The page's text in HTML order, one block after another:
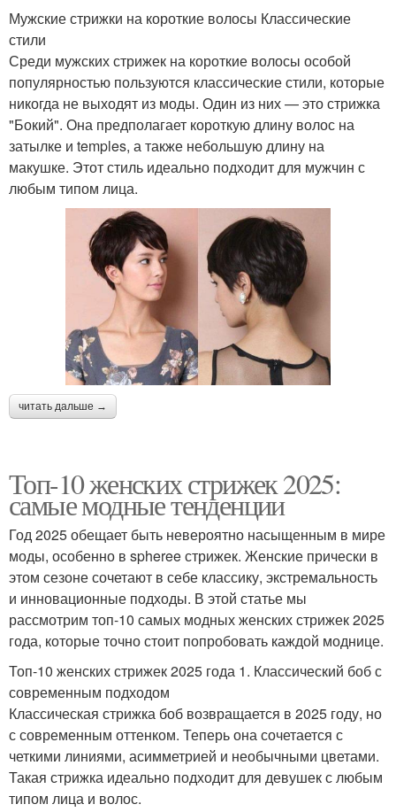
Мужские стрижки на короткие волосы Классические
стили
Среди мужских стрижек на короткие волосы особой
популярностью пользуются классические стили, которые
никогда не выходят из моды. Один из них — это стрижка
"Бокий". Она предполагает короткую длину волос на
затылке и temples, а также небольшую длину на
макушке. Этот стиль идеально подходит для мужчин с
любым типом лица.
читать дальше →
Топ-10 женских стрижек 2025:
самые модные тенденции
Год 2025 обещает быть невероятно насыщенным в мире
моды, особенно в spheree стрижек. Женские прически в
этом сезоне сочетают в себе классику, экстремальность
и инновационные подходы. В этой статье мы
рассмотрим топ-10 самых модных женских стрижек 2025
года, которые точно стоит попробовать каждой моднице.
Топ-10 женских стрижек 2025 года 1. Классический боб с
современным подходом
Классическая стрижка боб возвращается в 2025 году, но
с современным оттенком. Теперь она сочетается с
четкими линиями, асимметрией и необычными цветами.
Такая стрижка идеально подходит для девушек с любым
типом лица и волос.